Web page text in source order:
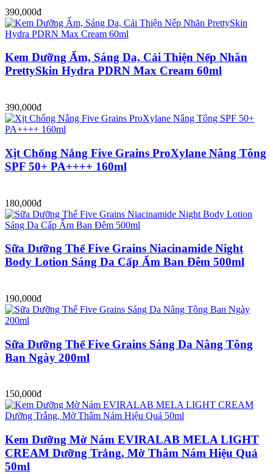
390,000đ
Kem Dưỡng Ẩm, Sáng Da, Cải Thiện Nếp Nhăn
PrettySkin Hydra PDRN Max Cream 60ml
390,000đ
Xịt Chống Nắng Five Grains ProXylane Nâng Tông
SPF 50+ PA++++ 160ml
180,000đ
Sữa Dưỡng Thể Five Grains Niacinamide Night
Body Lotion Sáng Da Cấp Ẩm Ban Đêm 500ml
190,000đ
Sữa Dưỡng Thể Five Grains Sáng Da Nâng Tông
Ban Ngày 200ml
150,000đ
Kem Dưỡng Mờ Nám EVIRALAB MELA LIGHT
CREAM Dưỡng Trắng, Mờ Thâm Nám Hiệu Quả
50ml